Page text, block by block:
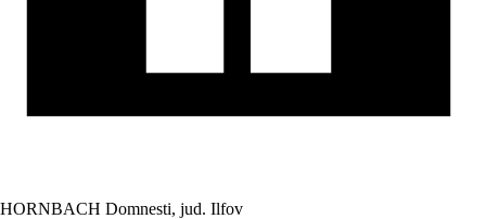
HORNBACH Domnesti, jud. Ilfov